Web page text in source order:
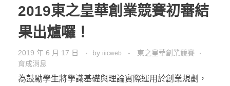
2019東之皇華創業競賽初審結
果出爐囉！
2019 年 6 月 17 日 by iiicweb
東之皇華創業競賽
育成消息
為鼓勵學生將學識基礎與理論實際運用於創業規劃，